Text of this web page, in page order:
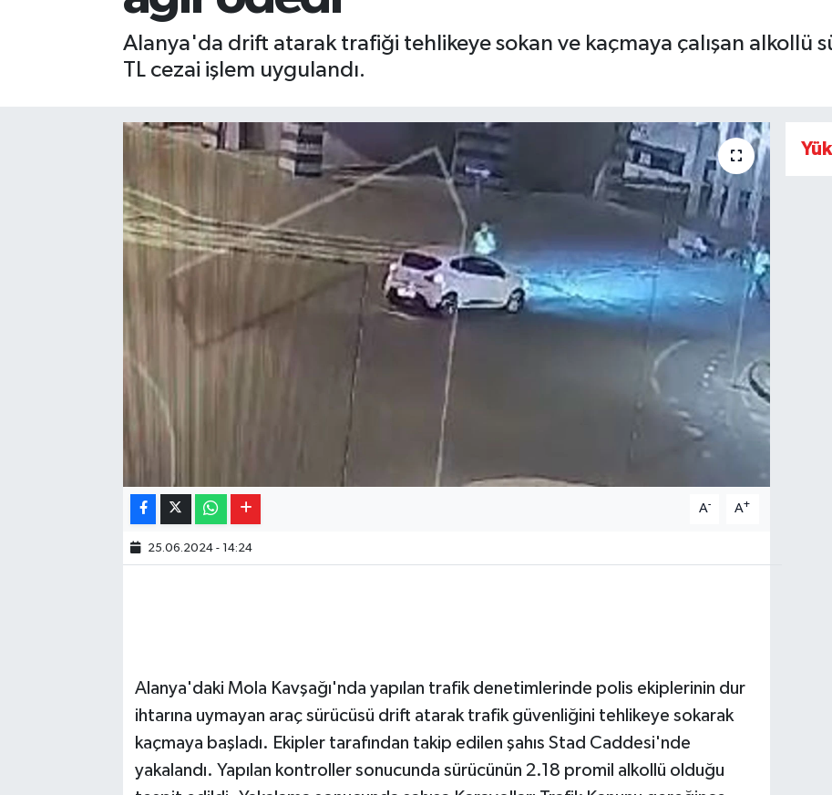
Alanya'da drift atarak trafiği tehlikeye sokan ve kaçmaya çalışan alkollü
TL cezai işlem uygulandı.
A- A+
25.06.2024 - 14:24
Alanya'daki Mola Kavşağı'nda yapılan trafik denetimlerinde polis ekiplerinin dur
ihtarına uymayan araç sürücüsü drift atarak trafik güvenliğini tehlikeye sokarak
kaçmaya başladı. Ekipler tarafından takip edilen şahıs Stad Caddesi'nde
yakalandı. Yapılan kontroller sonucunda sürücünün 2.18 promil alkollü olduğu
Gizlilik İlkeleri - Privacy Policy